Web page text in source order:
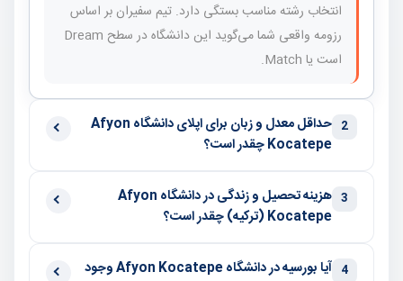
انتخاب رشته مناسب بستگی دارد. تیم سفیران بر اساس
رزومه واقعی شما می‌گوید این دانشگاه در سطح Dream
است یا Match.
2
حداقل معدل و زبان برای اپلای دانشگاه Afyon
Kocatepe چقدر است؟
3
هزینه تحصیل و زندگی در دانشگاه Afyon
Kocatepe (ترکیه) چقدر است؟
4
آیا بورسیه در دانشگاه Afyon Kocatepe وجود